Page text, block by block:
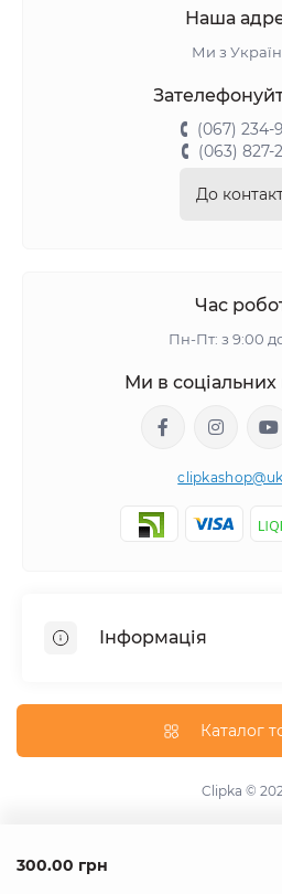
300.00 грн
Наша
Ми з
(067) 234-
(063) 827-
До
Час
Пн-Пт: з 9:00
Ми в
Інформація
Контакти
Каталог
Clipka ©